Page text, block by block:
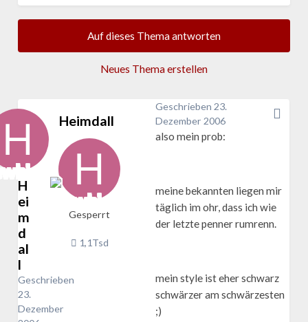
Auf dieses Thema antworten
Neues Thema erstellen
H
ei
m
d
al
l
Geschrieben
23.
Dezember
Heimdall
Gesperrt
1,1Tsd
Geschrieben23.
Dezember 2006
also mein prob:
meine bekannten liegen mir
täglich im ohr, dass ich wie
der letzte penner rumrenn.
mein style ist eher schwarz
schwärzer am schwärzesten
;)